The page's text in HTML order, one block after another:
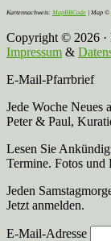
Kartennachweis: MapBBCode | Map ©
Copyright © 2026 ·
Impressum &
E-Mail-Pfarrbrief
Jede Woche Neues
Peter & Paul,
Lesen Sie
Termine. Fotos und
Jeden
Jetzt anmelden.
E-Mail-Adresse